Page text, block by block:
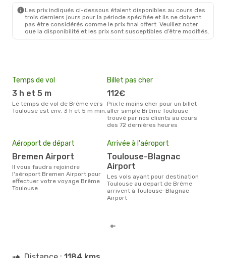
Les prix indiqués ci-dessous étaient disponibles au cours des
trois derniers jours pour la période spécifiée et ils ne doivent
pas être considérés comme le prix final offert. Veuillez noter
que la disponibilité et les prix sont susceptibles d’être modifiés.
Temps de vol
3 h et 5 m
Le temps de vol de Brême vers
Toulouse est env. 3 h et 5 m min.
Billet pas cher
112€
Prix le moins cher pour un billet
aller simple Brême Toulouse
trouvé par nos clients au cours
des 72 dernières heures
Aéroport de départ
Bremen Airport
Il vous faudra rejoindre
l'aéroport Bremen Airport pour
effectuer votre voyage Brême
Toulouse.
Arrivée à l'aéroport
Toulouse-Blagnac
Airport
Les vols ayant pour destination
Toulouse au depart de Brême
arrivent à Toulouse-Blagnac
Airport